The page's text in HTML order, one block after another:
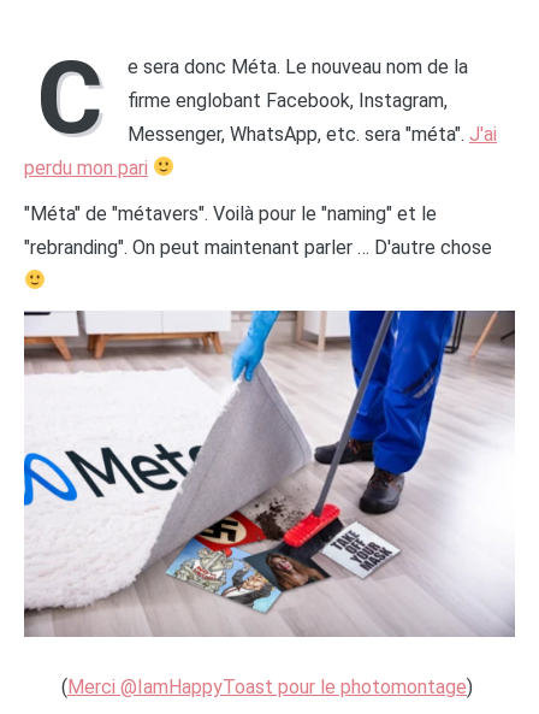
C
e sera donc Méta. Le nouveau nom de la
firme englobant Facebook, Instagram,
Messenger, WhatsApp, etc. sera "méta". J'ai
perdu mon pari
"Méta" de "métavers". Voilà pour le "naming" et le
"rebranding". On peut maintenant parler … D'autre chose
(Merci @IamHappyToast pour le photomontage)